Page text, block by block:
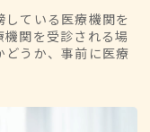
ている医療機関を
関を受診される場
うか、事前に医療